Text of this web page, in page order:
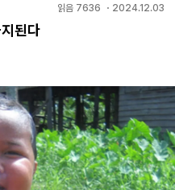
읽음 7636 ・ 2024.12.03
된다